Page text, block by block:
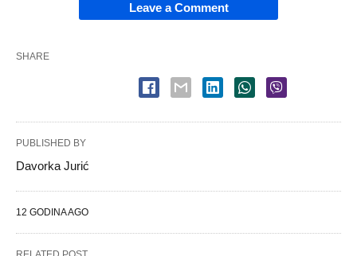
Leave a Comment
SHARE
PUBLISHED BY
Davorka Jurić
12 GODINA AGO